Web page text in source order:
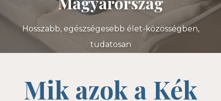
Hosszabb, egészségesebb élet-közösségben,
tudatosan
Mik azok a Kék